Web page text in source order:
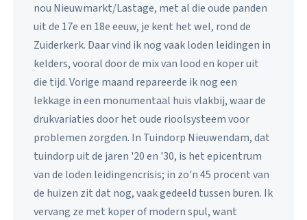
nou Nieuwmarkt/Lastage, met al die oude panden
uit de 17e en 18e eeuw, je kent het wel, rond de
Zuiderkerk. Daar vind ik nog vaak loden leidingen in
kelders, vooral door de mix van lood en koper uit
die tijd. Vorige maand repareerde ik nog een
lekkage in een monumentaal huis vlakbij, waar de
drukvariaties door het oude rioolsysteem voor
problemen zorgden. In Tuindorp Nieuwendam, dat
tuindorp uit de jaren '20 en '30, is het epicentrum
van de loden leidingencrisis; in zo'n 45 procent van
de huizen zit dat nog, vaak gedeeld tussen buren. Ik
vervang ze met koper of modern spul, want